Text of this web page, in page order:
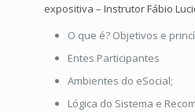
expositiva – Instrutor Fábio
O que é? Objetivos e
Entes Participantes
Ambientes do eSocial;
Lógica do Sistema e